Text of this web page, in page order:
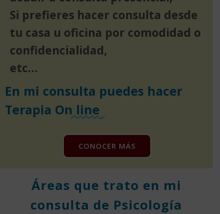
Si prefieres hacer consulta desde
tu casa u oficina por comodidad o
confidencialidad,
etc…
En mi consulta puedes hacer
Terapia On line
CONOCER MÁS
Áreas que trato en mi
consulta de Psicología